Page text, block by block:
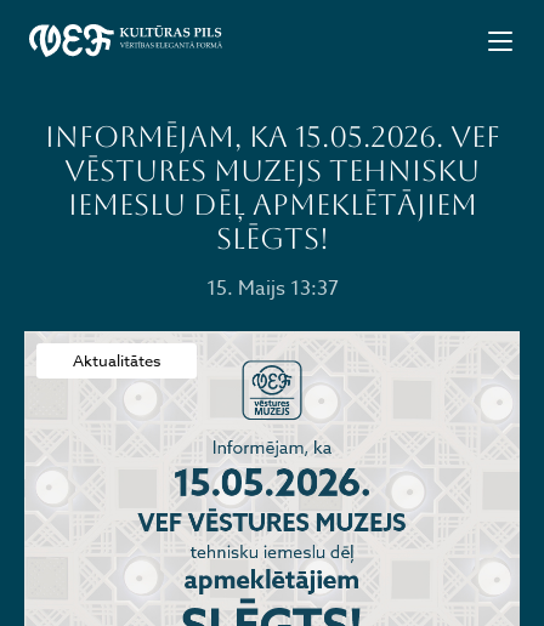
Informējam, ka 15.05.2026. VEF
vēstures muzejs tehnisku
iemeslu dēļ apmeklētājiem
SLĒGTS!
15. Maijs 13:37
Aktualitātes